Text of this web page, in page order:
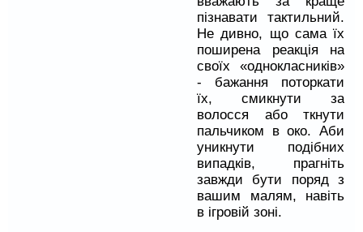
пізнавати тактильний.
Не дивно, що сама їх
поширена реакція на
своїх «однокласників»
- бажання поторкати
їх, смикнути за
волосся або ткнути
пальчиком в око. Аби
уникнути подібних
випадків, прагніть
завжди бути поряд з
вашим малям, навіть
в ігровій зоні.